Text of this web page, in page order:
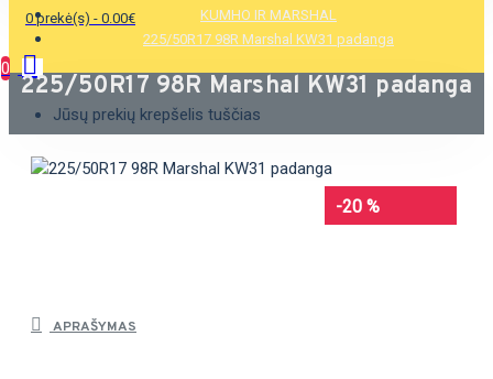
0 prekė(s) - 0.00€
0
Jūsų prekių krepšelis tuščias
KUMHO IR MARSHAL
225/50R17 98R Marshal KW31 padanga
225/50R17 98R Marshal KW31 padanga
-20 %
APRAŠYMAS